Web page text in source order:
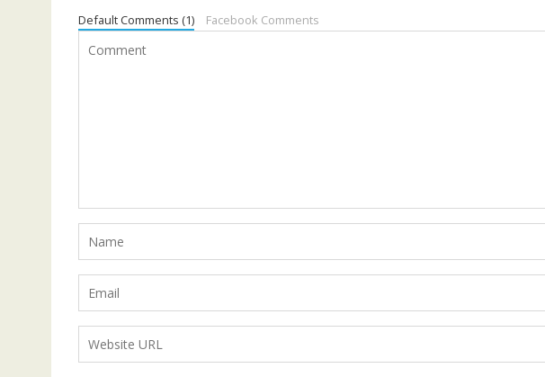
Default Comments (1) Facebook Comments